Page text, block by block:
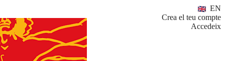
EN
Crea el teu compte
Accedeix